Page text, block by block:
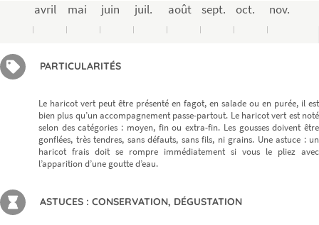
avril mai juin juil. août sept. oct. nov.
PARTICULARITÉS
Le haricot vert peut être présenté en fagot, en salade ou en purée, il est
bien plus qu’un accompagnement passe-partout. Le haricot vert est noté
selon des catégories : moyen, fin ou extra-fin. Les gousses doivent être
gonflées, très tendres, sans défauts, sans fils, ni grains. Une astuce : un
haricot frais doit se rompre immédiatement si vous le pliez avec
l’apparition d’une goutte d’eau.
ASTUCES : CONSERVATION, DÉGUSTATION